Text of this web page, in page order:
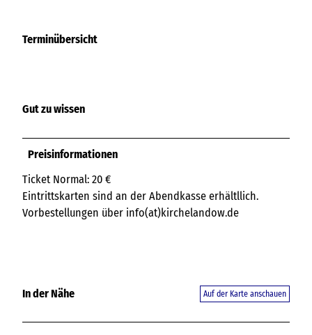
Terminübersicht
Gut zu wissen
Preisinformationen
Ticket Normal: 20 €
Eintrittskarten sind an der Abendkasse erhältllich.
Vorbestellungen über info(at)kirchelandow.de
In der Nähe Auf der Karte anschauen